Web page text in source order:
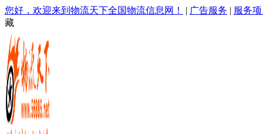
您好，欢迎来到物流天下全国物流信息网！ | 广告服务 | 服务
藏